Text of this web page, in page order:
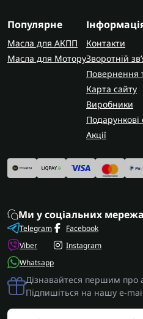
Популярне
Масла для АКПП
Масла для Мотору
Контакти
Зворотній
Повернення
Карта сайту
Виробники
Подарункові
Акції
Ми у соціальних
Telegram
Viber
Whatsapp
Facebook
Instagram
Дізнавайтеся першим про
Підпишіться на нашу e-